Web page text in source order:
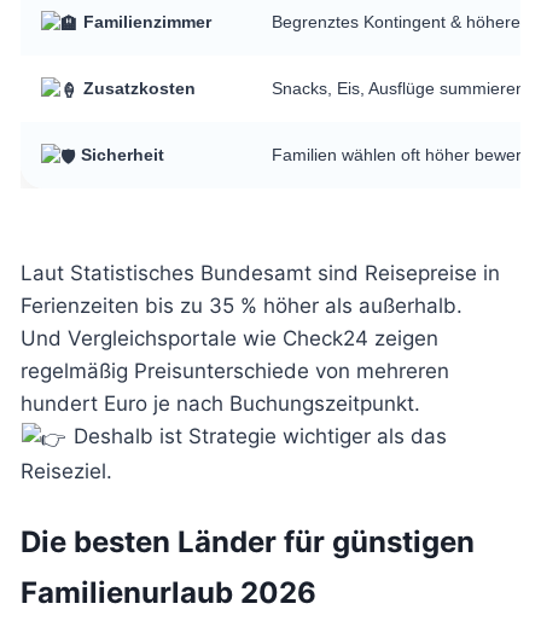
Familienzimmer Begrenztes Kontingent & höhere
Zusatzkosten Snacks, Eis, Ausflüge summieren
Sicherheit Familien wählen oft höher
Laut Statistisches Bundesamt sind Reisepreise in
Ferienzeiten bis zu 35 % höher als außerhalb.
Und Vergleichsportale wie Check24 zeigen
regelmäßig Preisunterschiede von mehreren
hundert Euro je nach Buchungszeitpunkt.
Deshalb ist Strategie wichtiger als das
Reiseziel.
Die besten Länder für günstigen
Familienurlaub 2026